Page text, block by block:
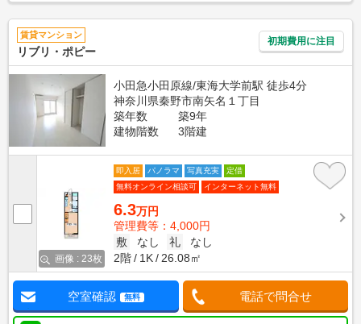
賃貸マンション
リブリ・ポピー
初期費用に注目
小田急小田原線/東海大学前駅 徒歩4分
神奈川県秦野市南矢名１丁目
築年数
築9年
建物階数
3階建
画像 : 23枚
即入居 パノラマ 写真充実
定借
無料オンライン相談可
インターネット無料
6.3万円
管理費等：4,000円
敷
なし 礼
なし
2階
1K 26.08㎡
空室確認 無料 電話で問合せ